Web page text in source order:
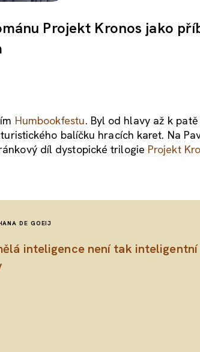
Projekt Kronos jako
Humbookfestu. Byl od hlavy až k patě
balíčku hracích karet. Na
díl dystopické trilogie Projekt
DE GOEIJ
inteligence není tak inteligentní